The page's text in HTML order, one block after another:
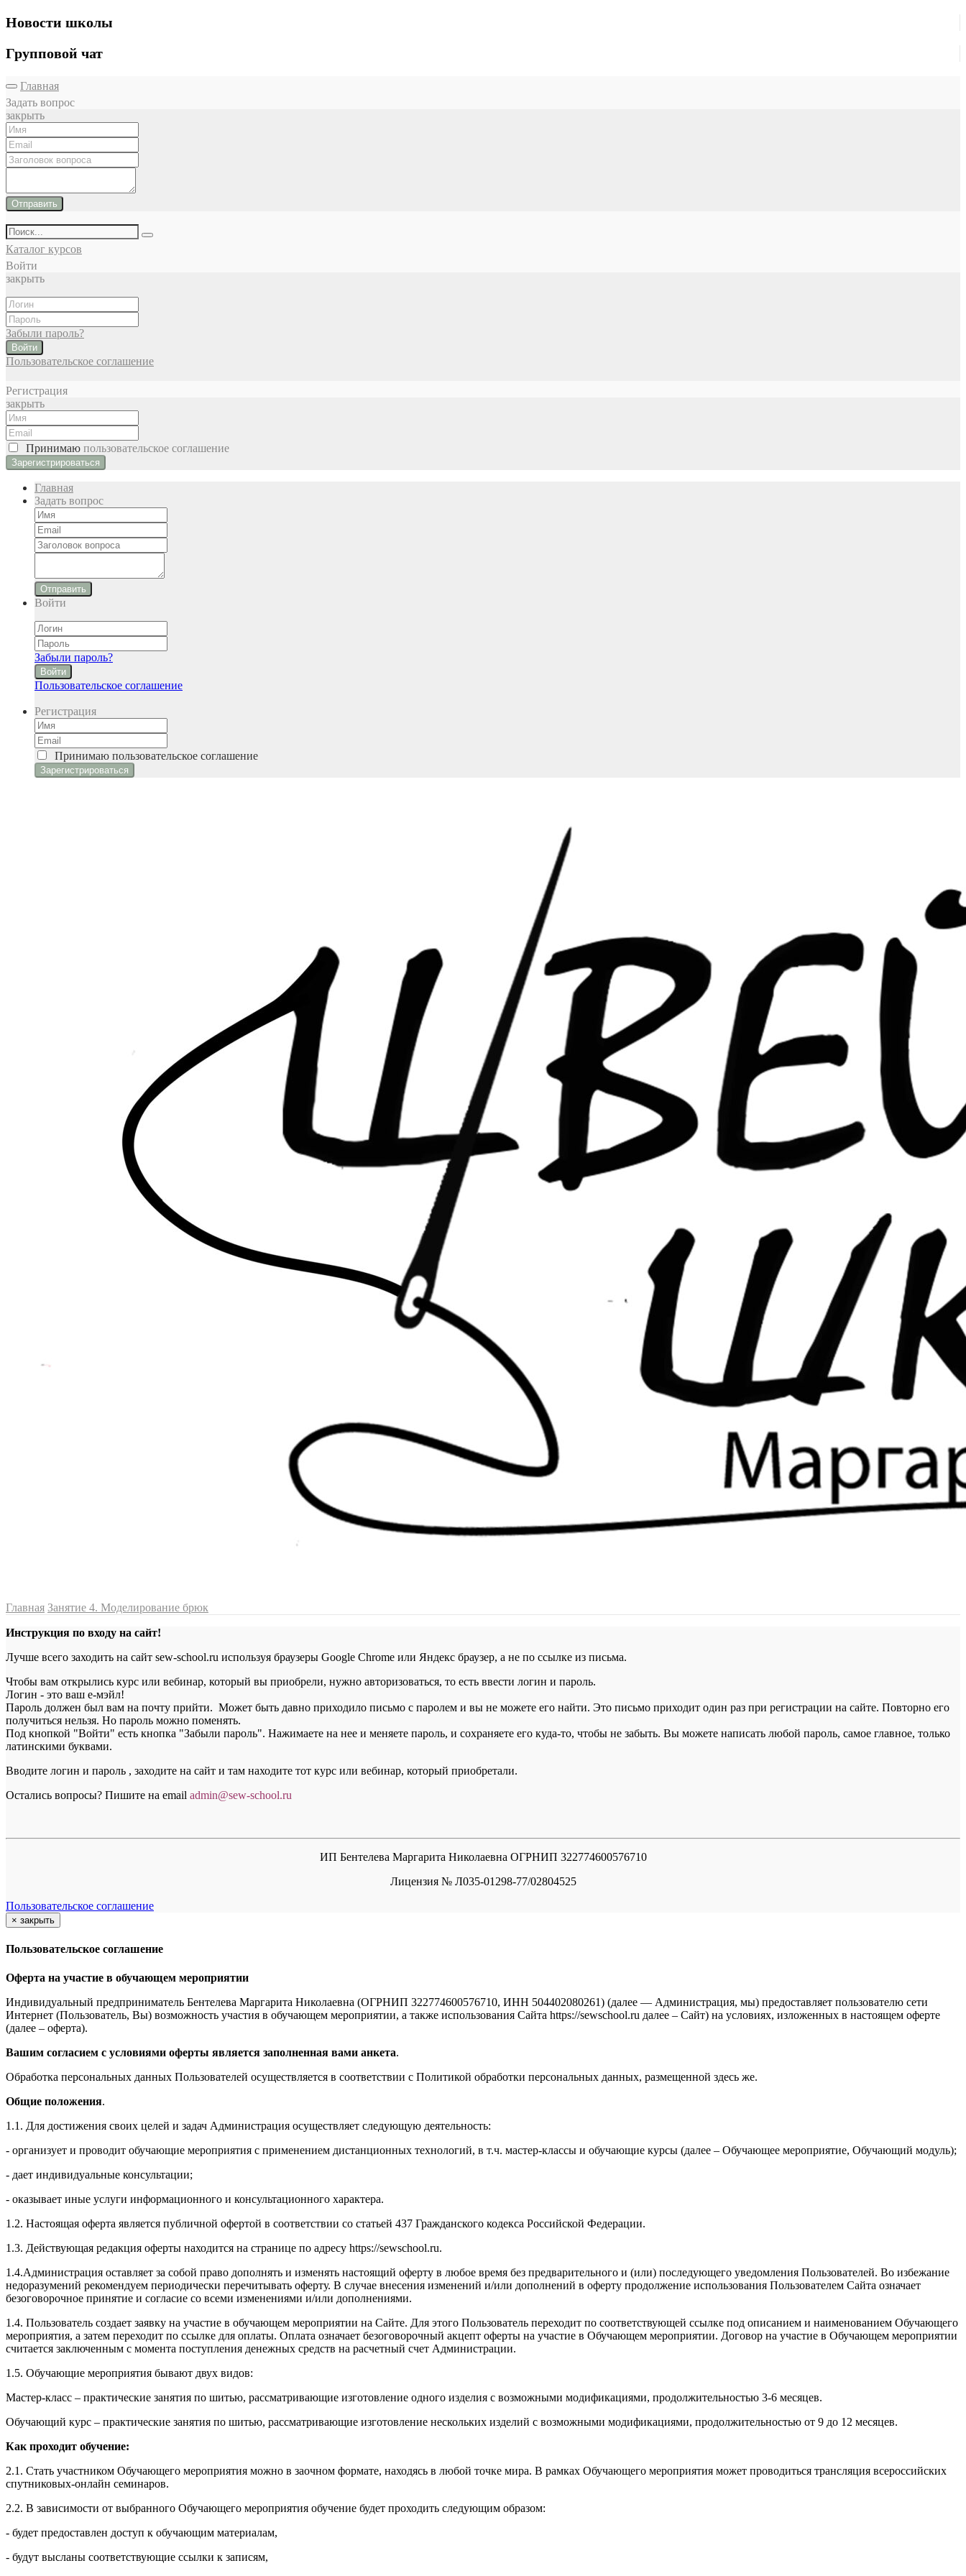
Новости школы
Групповой чат
Главная
Задать вопрос
закрыть
Отправить
Каталог курсов
Войти
закрыть
Забыли пароль?
Войти
Пользовательское соглашение
Регистрация
закрыть
Принимаю пользовательское соглашение
Главная
Задать вопрос
Отправить
Войти
Забыли пароль?
Войти
Пользовательское соглашение
Регистрация
Принимаю пользовательское соглашение
Главная Занятие 4. Моделирование брюк
Инструкция по входу на сайт!
Лучше всего заходить на сайт sew-school.ru используя браузеры Google Chrome или Яндекс браузер, а не по ссылке из письма.
Чтобы вам открылись курс или вебинар, который вы приобрели, нужно авторизоваться, то есть ввести логин и пароль.
Логин - это ваш е-мэйл!
Пароль должен был вам на почту прийти. Может быть давно приходило письмо с паролем и вы не можете его найти. Это письмо приходит один раз при регистрации на сайте. Повторно его
получиться нельзя. Но пароль можно поменять.
Под кнопкой "Войти" есть кнопка "Забыли пароль". Нажимаете на нее и меняете пароль, и сохраняете его куда-то, чтобы не забыть. Вы можете написать любой пароль, самое главное, только
латинскими буквами.
Вводите логин и пароль , заходите на сайт и там находите тот курс или вебинар, который приобретали.
Остались вопросы? Пишите на email admin@sew-school.ru
ИП Бентелева Маргарита Николаевна ОГРНИП 322774600576710
Лицензия № Л035-01298-77/02804525
Пользовательское соглашение
× закрыть
Пользовательское соглашение
Оферта на участие в обучающем мероприятии
Индивидуальный предприниматель Бентелева Маргарита Николаевна (ОГРНИП 322774600576710, ИНН 504402080261) (далее — Администрация, мы) предоставляет пользователю сети
Интернет (Пользователь, Вы) возможность участия в обучающем мероприятии, а также использования Сайта https://sewschool.ru далее – Сайт) на условиях, изложенных в настоящем оферте
(далее – оферта).
Вашим согласием с условиями оферты является заполненная вами анкета.
Обработка персональных данных Пользователей осуществляется в соответствии с Политикой обработки персональных данных, размещенной здесь же.
Общие положения.
1.1. Для достижения своих целей и задач Администрация осуществляет следующую деятельность:
- организует и проводит обучающие мероприятия с применением дистанционных технологий, в т.ч. мастер-классы и обучающие курсы (далее – Обучающее мероприятие, Обучающий модуль);
- дает индивидуальные консультации;
- оказывает иные услуги информационного и консультационного характера.
1.2. Настоящая оферта является публичной офертой в соответствии со статьей 437 Гражданского кодекса Российской Федерации.
1.3. Действующая редакция оферты находится на странице по адресу https://sewschool.ru.
1.4.Администрация оставляет за собой право дополнять и изменять настоящий оферту в любое время без предварительного и (или) последующего уведомления Пользователей. Во избежание
недоразумений рекомендуем периодически перечитывать оферту. В случае внесения изменений и/или дополнений в оферту продолжение использования Пользователем Сайта означает
безоговорочное принятие и согласие со всеми изменениями и/или дополнениями.
1.4. Пользователь создает заявку на участие в обучающем мероприятии на Сайте. Для этого Пользователь переходит по соответствующей ссылке под описанием и наименованием Обучающего
мероприятия, а затем переходит по ссылке для оплаты. Оплата означает безоговорочный акцепт оферты на участие в Обучающем мероприятии. Договор на участие в Обучающем мероприятии
считается заключенным с момента поступления денежных средств на расчетный счет Администрации.
1.5. Обучающие мероприятия бывают двух видов:
Мастер-класс – практические занятия по шитью, рассматривающие изготовление одного изделия с возможными модификациями, продолжительностью 3-6 месяцев.
Обучающий курс – практические занятия по шитью, рассматривающие изготовление нескольких изделий с возможными модификациями, продолжительностью от 9 до 12 месяцев.
Как проходит обучение:
2.1. Стать участником Обучающего мероприятия можно в заочном формате, находясь в любой точке мира. В рамках Обучающего мероприятия может проводиться трансляция всероссийских
спутниковых-онлайн семинаров.
2.2. В зависимости от выбранного Обучающего мероприятия обучение будет проходить следующим образом:
- будет предоставлен доступ к обучающим материалам,
- будут высланы соответствующие ссылки к записям,